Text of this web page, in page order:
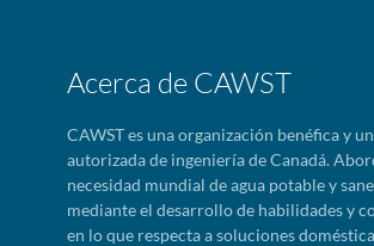
Acerca de CAWST
CAWST es una organización benéfica y
autorizada de ingeniería de Canadá.
necesidad mundial de agua potable y
mediante el desarrollo de habilidades y
en lo que respecta a soluciones